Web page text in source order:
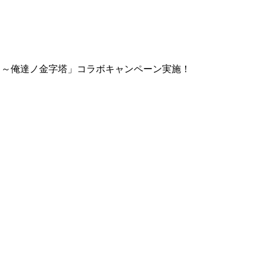
俺達ノ金字塔」コラボキャンペーン実施！